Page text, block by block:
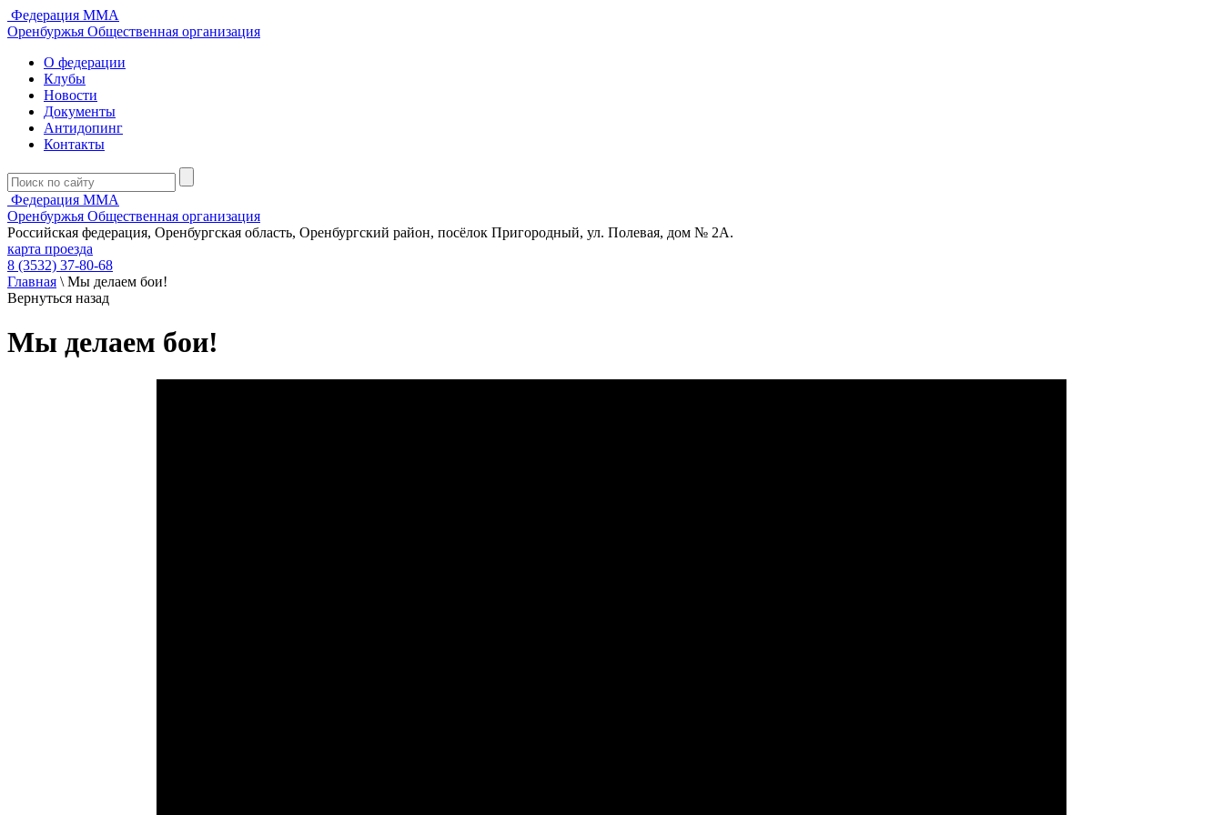
Федерация ММА
Оренбуржья Общественная организация
О федерации
Клубы
Новости
Документы
Антидопинг
Контакты
Федерация ММА
Оренбуржья Общественная организация
Российская федерация, Оренбургская область, Оренбургский район, посёлок Пригородный, ул. Полевая, дом № 2А.
карта проезда
8 (3532) 37-80-68
Главная \ Мы делаем бои!
Вернуться назад
Мы делаем бои!